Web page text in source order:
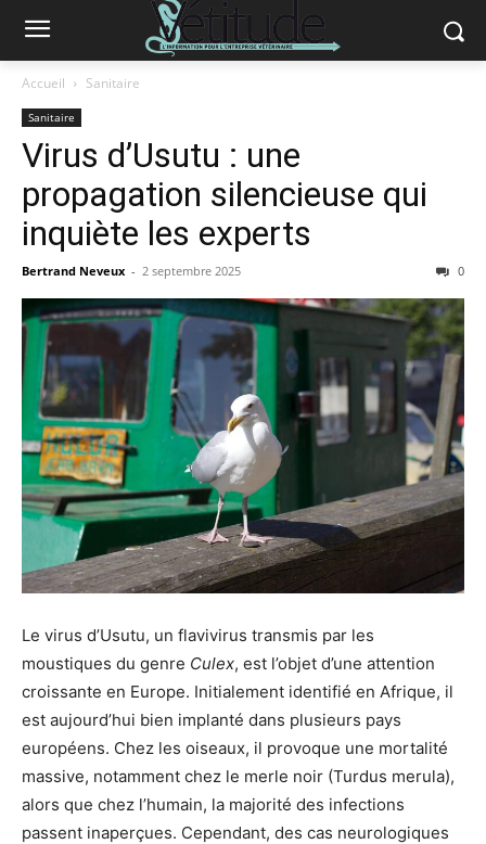
Accueil Sanitaire
Sanitaire
Virus d’Usutu : une
propagation silencieuse qui
inquiète les experts
Bertrand Neveux - 2 septembre 2025 0
Le virus d’Usutu, un flavivirus transmis par les
moustiques du genre Culex, est l’objet d’une attention
croissante en Europe. Initialement identifié en Afrique, il
est aujourd’hui bien implanté dans plusieurs pays
européens. Chez les oiseaux, il provoque une mortalité
massive, notamment chez le merle noir (Turdus merula),
alors que chez l’humain, la majorité des infections
passent inaperçues. Cependant, des cas neurologiques